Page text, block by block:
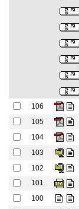
106
105
104
103
102
101
100